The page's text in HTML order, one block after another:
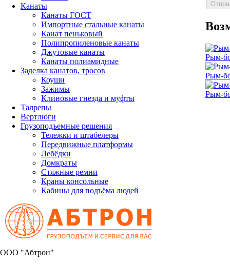
Канаты
Канаты ГОСТ
Импортные стальные канаты
Канат пеньковый
Полипропиленовые канаты
Джутовые канаты
Канаты полиамидные
Заделка канатов, тросов
Коуши
Зажимы
Клиновые гнезда и муфты
Талрепы
Вертлюги
Грузоподъемные решения
Тележки и штабелеры
Передвижные платформы
Лебёдки
Домкраты
Стяжные ремни
Краны консольные
Кабины для подъёма людей
Рым-
Рым-
Рым-
OOO "Абтрон"